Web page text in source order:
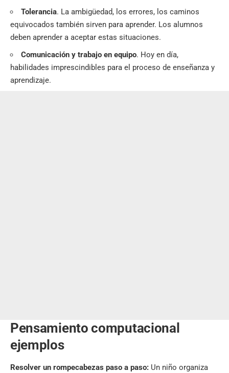
Tolerancia. La ambigüedad, los errores, los caminos
equivocados también sirven para aprender. Los alumnos
deben aprender a aceptar estas situaciones.
Comunicación y trabajo en equipo. Hoy en día,
habilidades imprescindibles para el proceso de enseñanza y
aprendizaje.
Pensamiento computacional
ejemplos
Resolver un rompecabezas paso a paso: Un niño organiza